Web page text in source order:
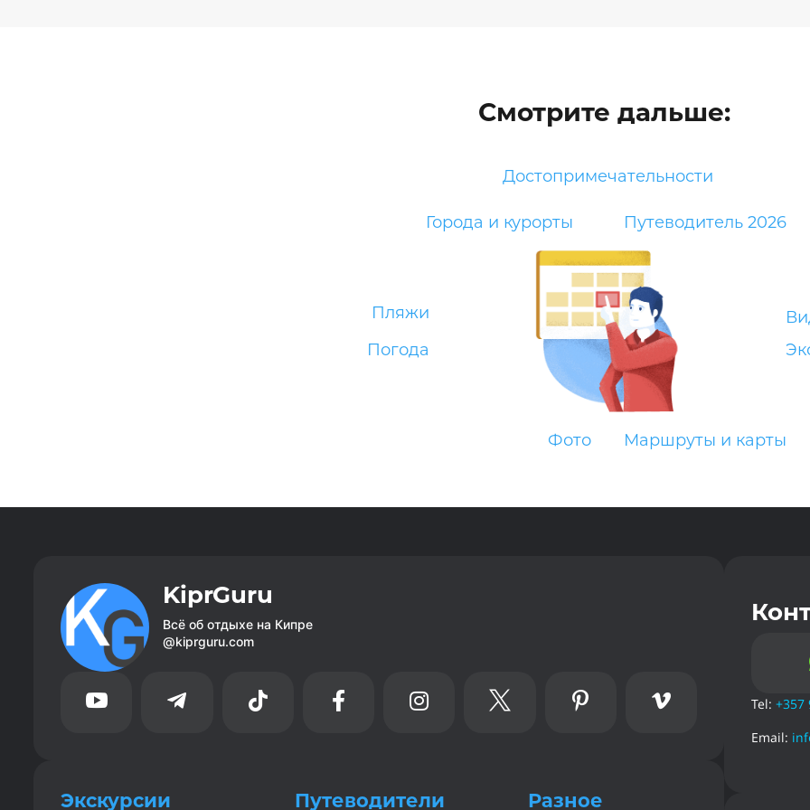
Смотрите дальше:
Достопримечательности
Города и курорты Путеводитель 2026
Пляжи
Погода
Фото Маршруты и карты
KiprGuru
Всё об отдыхе на Кипре
@kiprguru.com
       
Экскурсии Путеводители Разное
Tel: +357
Email: